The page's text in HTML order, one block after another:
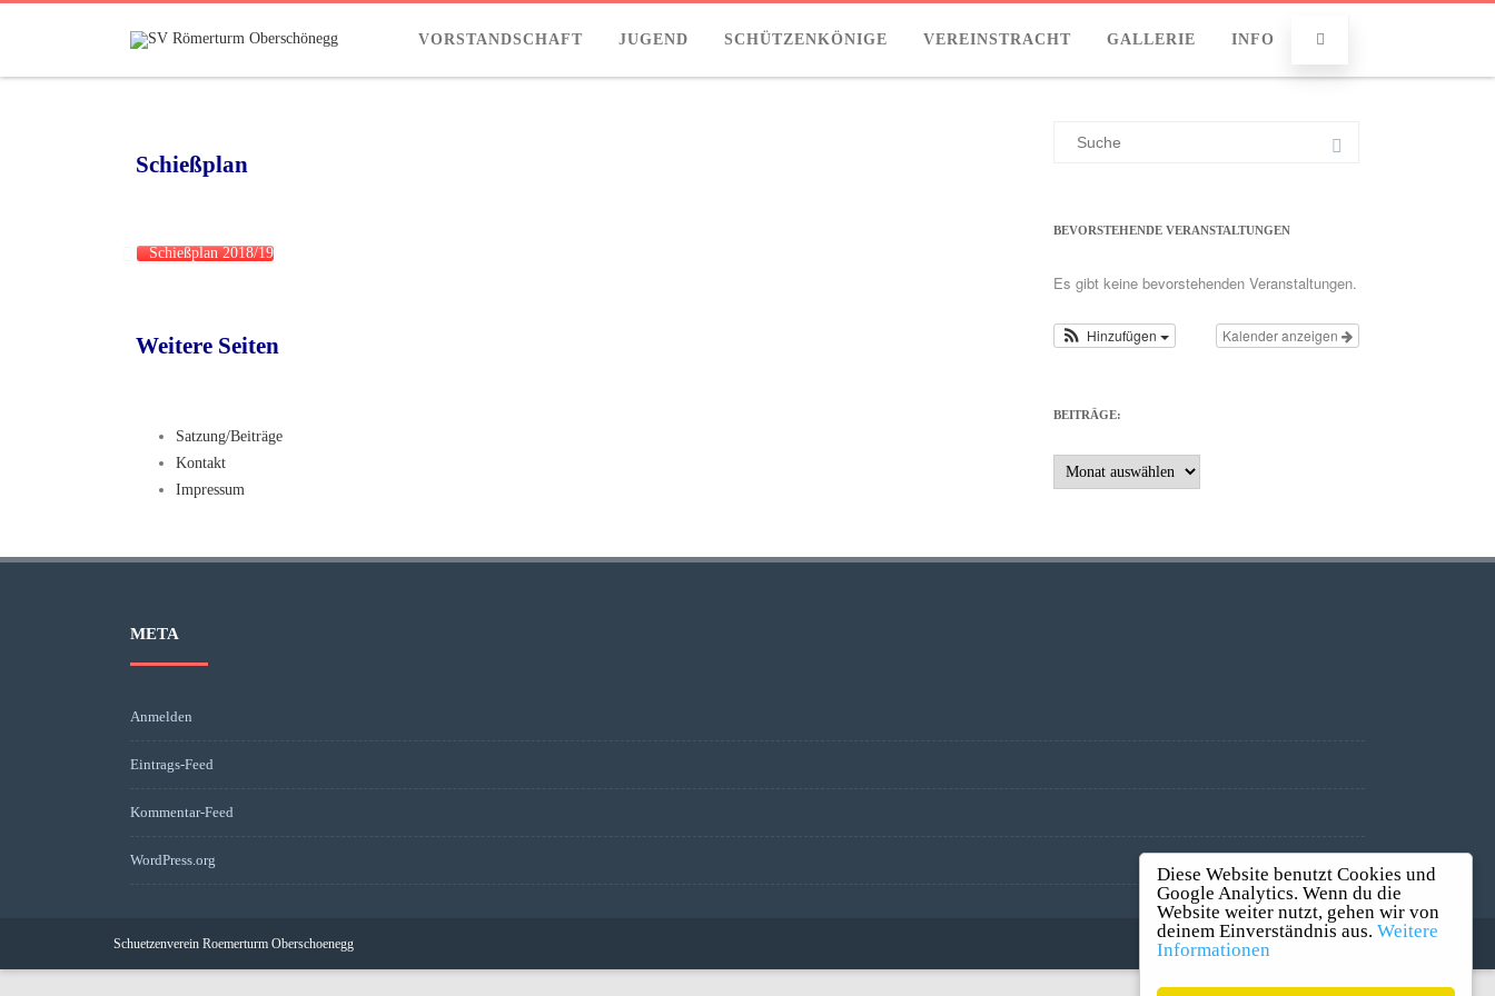
VORSTANDSCHAFT JUGEND SCHÜTZENKÖNIGE VEREINSTRACHT GALLERIE INFO
Info
Schießplan
Schießplan 2018/19
Weitere Seiten
Satzung/Beiträge
Kontakt
Impressum
BEVORSTEHENDE VERANSTALTUNGEN
Es gibt keine bevorstehenden Veranstaltungen.
Kalender anzeigen
Hinzufügen
BEITRÄGE:
META
Anmelden
Eintrags-Feed
Kommentar-Feed
WordPress.org
Schuetzenverein Roemerturm Oberschoenegg
Diese Website benutzt Cookies und
Google Analytics. Wenn du die
Website weiter nutzt, gehen wir von
deinem Einverständnis aus. Weitere
Informationen